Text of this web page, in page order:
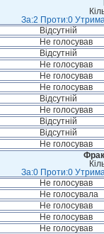
За:2 Проти:0
Відсутній
Не голосував
Відсутній
Не голосував
Не голосував
Не голосував
Відсутній
Не голосував
Відсутній
Відсутній
Не голосував
За:0 Проти:0
Не голосував
Не голосувала
Не голосував
Не голосував
Не голосував